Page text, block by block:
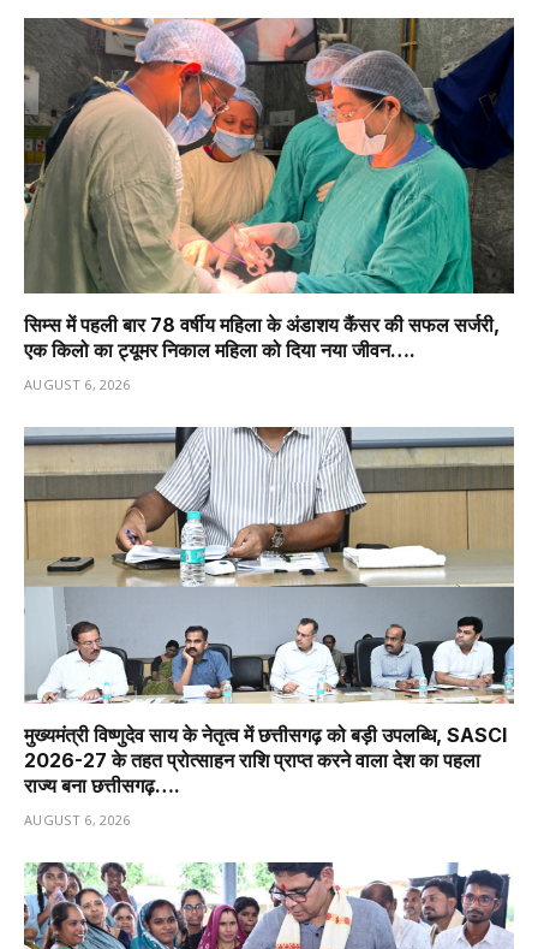
सिम्स में पहली बार 78 वर्षीय महिला के अंडाशय कैंसर की सफल सर्जरी,
एक किलो का ट्यूमर निकाल महिला को दिया नया जीवन….
AUGUST 6, 2026
मुख्यमंत्री विष्णुदेव साय के नेतृत्व में छत्तीसगढ़ को बड़ी उपलब्धि, SASCI
2026-27 के तहत प्रोत्साहन राशि प्राप्त करने वाला देश का पहला
राज्य बना छत्तीसगढ़….
AUGUST 6, 2026